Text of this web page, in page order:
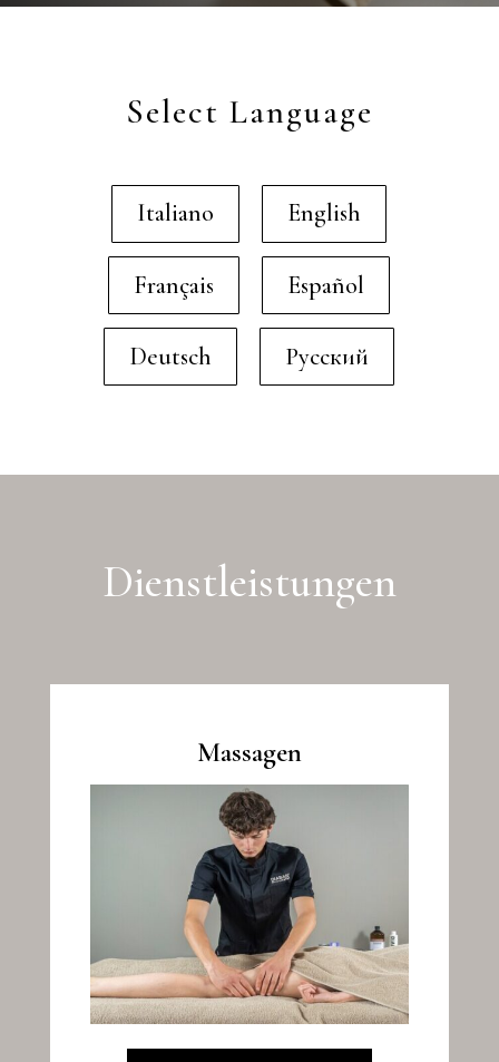
Select Language
Italiano English
Français Español
Deutsch Русский
Dienstleistungen
Massagen